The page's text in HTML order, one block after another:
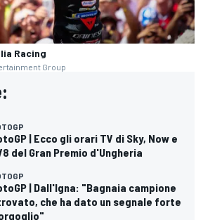
Racing
Group
| Ecco gli orari TV di Sky, Now e
del Gran Premio d'Ungheria
| Dall'Igna: "Bagnaia campione
che ha dato un segnale forte